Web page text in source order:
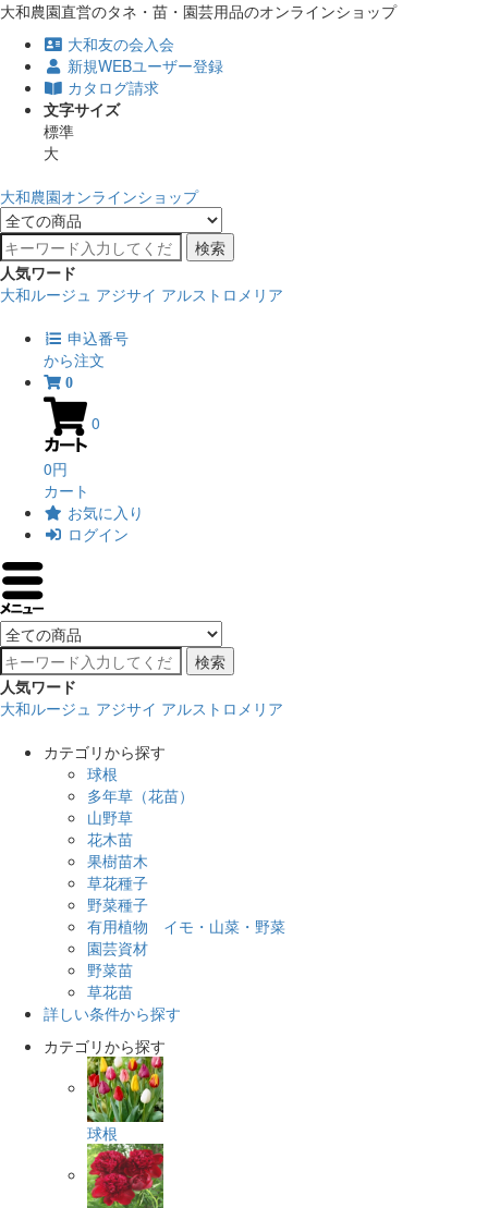
大和農園直営のタネ・苗・園芸用品のオンラインショップ
大和友の会入会
新規WEBユーザー登録
カタログ請求
文字サイズ
標準
大
大和農園オンラインショップ
検索
人気ワード
大和ルージュ アジサイ アルストロメリア
申込番号
から注文
0
0
0円
カート
お気に入り
ログイン
検索
人気ワード
大和ルージュ アジサイ アルストロメリア
カテゴリから探す
球根
多年草（花苗）
山野草
花木苗
果樹苗木
草花種子
野菜種子
有用植物 イモ・山菜・野菜
園芸資材
野菜苗
草花苗
詳しい条件から探す
カテゴリから探す
球根